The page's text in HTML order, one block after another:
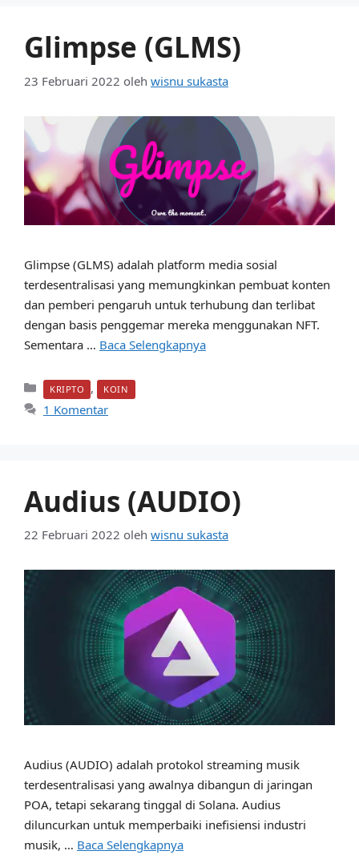
Glimpse (GLMS)
23 Februari 2022 oleh wisnu sukasta
Glimpse (GLMS) adalah platform media sosial
terdesentralisasi yang memungkinkan pembuat konten
dan pemberi pengaruh untuk terhubung dan terlibat
dengan basis penggemar mereka menggunakan NFT.
Sementara … Baca Selengkapnya
Kategori
KRIPTO , KOIN
1 Komentar
Audius (AUDIO)
22 Februari 2022 oleh wisnu sukasta
Audius (AUDIO) adalah protokol streaming musik
terdesentralisasi yang awalnya dibangun di jaringan
POA, tetapi sekarang tinggal di Solana. Audius
diluncurkan untuk memperbaiki inefisiensi industri
musik, … Baca Selengkapnya